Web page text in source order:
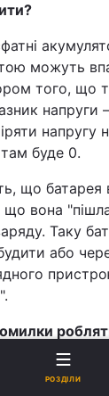
можуть
того, що
напруги
напругу
буде 0.
що батарея
що вона
Таку
або
техніку
РОЗДІЛИ